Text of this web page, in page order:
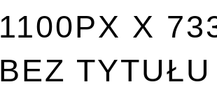
1100PX X
BEZ